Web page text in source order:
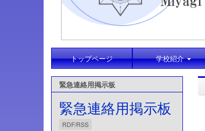
トップページ 学校紹介
緊急連絡用掲示板
緊急連絡用掲示板
RDF/RSS